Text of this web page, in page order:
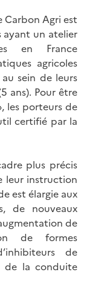
Carbon Agri est
ayant un atelier
en France
agricoles
sein de leurs
ans). Pour être
les porteurs de
certifié par la
plus précis
leur instruction
est élargie aux
de nouveaux
de
de formes
de
de la conduite